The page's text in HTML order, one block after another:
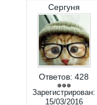
Сергуня
Ответов: 428
Зарегистрирован:
15/03/2016